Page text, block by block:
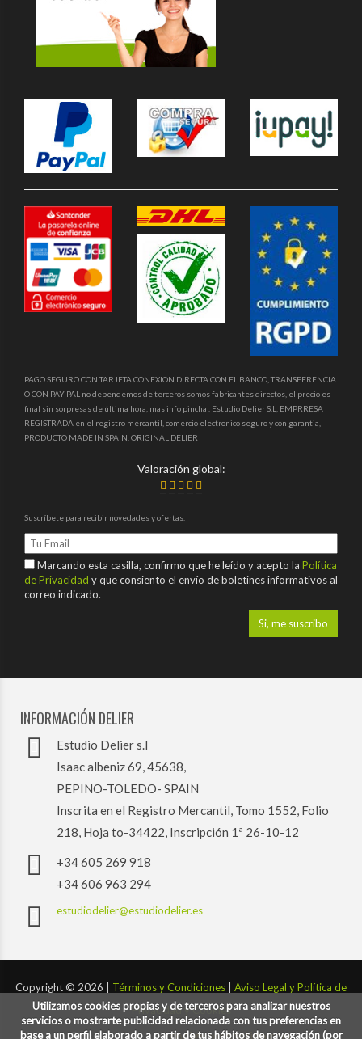
Utilizamos cookies propias y de terceros para analizar nuestros
servicios o mostrarte publicidad relacionada con tus preferencias en
base a un perfil elaborado a partir de tus hábitos de navegación (por
PAGO SEGURO CON TARJETA CONEXION DIRECTA CON EL BANCO, TRANSFERENCIA
O CON PAY PAL no dependemos de terceros somos fabricantes directos, el precio es
final sin sorpresas de última hora, mas info pincha . Estudio Delier S.L, EMPRRESA
REGISTRADA en el registro mercantil, comercio electronico seguro y con garantia,
PRODUCTO MADE IN SPAIN, ORIGINAL DELIER
Valoración global:
Suscríbete para recibir novedades y ofertas.
Marcando esta casilla, confirmo que he leído y acepto la Política
de Privacidad y que consiento el envío de boletines informativos al
correo indicado.
INFORMACIÓN DELIER
Estudio Delier s.l
Isaac albeniz 69, 45638,
PEPINO-TOLEDO- SPAIN
Inscrita en el Registro Mercantil, Tomo 1552, Folio
218, Hoja to-34422, Inscripción 1ª 26-10-12
+34 605 269 918
+34 606 963 294
estudiodelier@estudiodelier.es
Copyright © 2026 | Términos y Condiciones
Aviso Legal y Política de
Privacidad y Cookies
Desarrollado por:codigoconsentido.com